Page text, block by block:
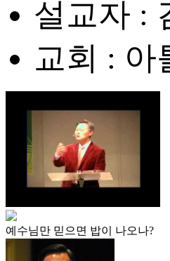
설교자 :
교회 : 아
예수님만 믿으면 밥이 나오나?